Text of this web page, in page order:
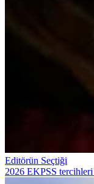
Editörün Seçtiği
2026 EKPSS tercihleri